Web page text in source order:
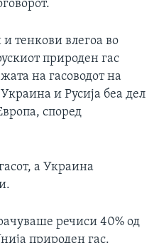
тенкови влегоа во
природен гас
на гасоводот на
и Русија беа дел
според
а Украина
речиси 40% од
природен гас.